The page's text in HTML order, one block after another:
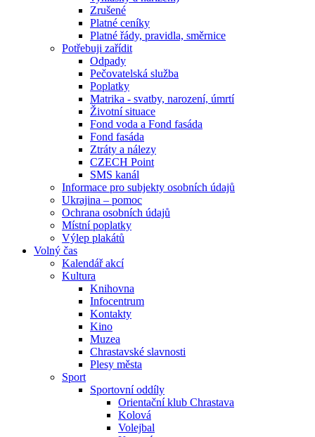
Zrušené
Platné ceníky
Platné řády, pravidla, směrnice
Potřebuji zařídit
Odpady
Pečovatelská služba
Poplatky
Matrika - svatby, narození, úmrtí
Životní situace
Fond voda a Fond fasáda
Fond fasáda
Ztráty a nálezy
CZECH Point
SMS kanál
Informace pro subjekty osobních údajů
Ukrajina – pomoc
Ochrana osobních údajů
Místní poplatky
Výlep plakátů
Volný čas
Kalendář akcí
Kultura
Knihovna
Infocentrum
Kontakty
Kino
Muzea
Chrastavské slavnosti
Plesy města
Sport
Sportovní oddíly
Orientační klub Chrastava
Kolová
Volejbal